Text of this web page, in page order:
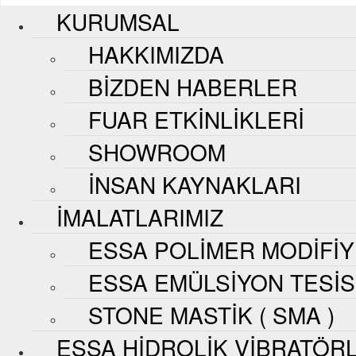
KURUMSAL
HAKKIMIZDA
BIZDEN HABERLER
FUAR ETKINLIKLERI
SHOWROOM
İNSAN KAYNAKLARI
İMALATLARIMIZ
ESSA POLIMER
ESSA EMÜLSIYON
STONE MASTIK ( SMA )
ESSA HIDROLIK